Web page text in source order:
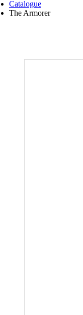
Catalogue
The Armorer